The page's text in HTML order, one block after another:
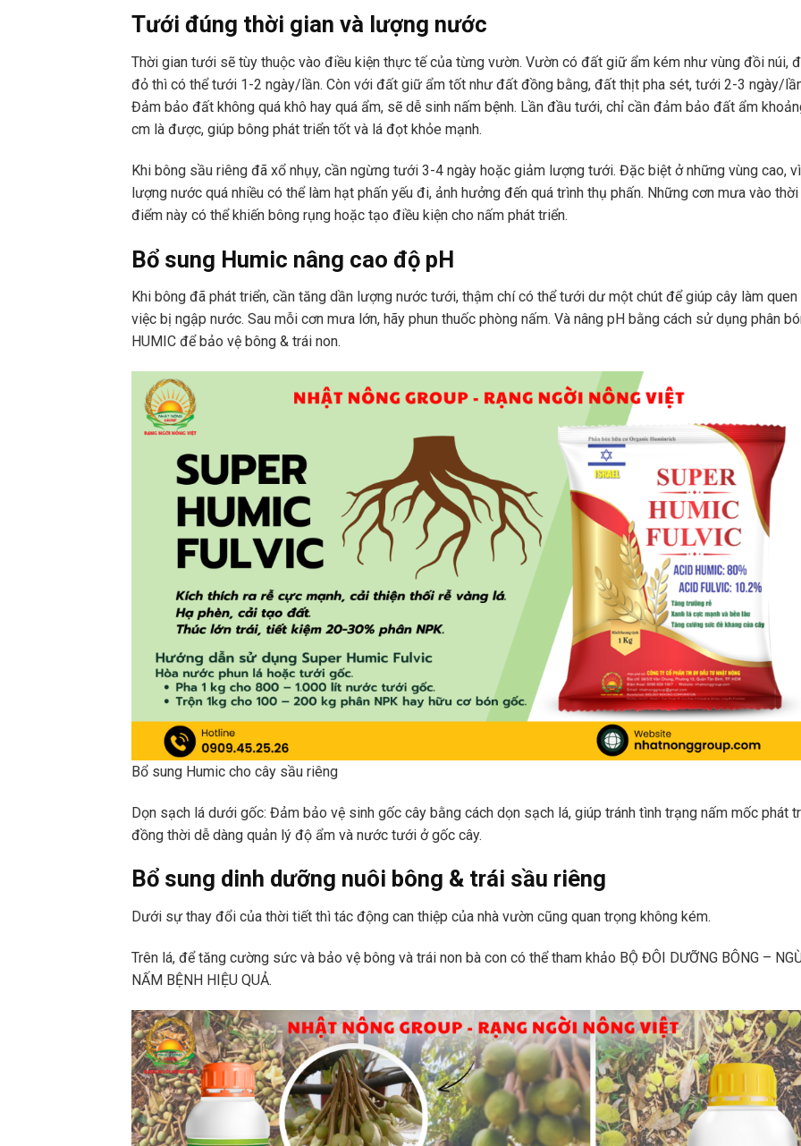
Tưới đúng thời gian và lượng nước
Thời gian tưới sẽ tùy thuộc vào điều kiện thực tế của từng vườn. Vườn có đất giữ ẩm kém như vùng đồi núi,
đỏ thì có thể tưới 1-2 ngày/lần. Còn với đất giữ ẩm tốt như đất đồng bằng, đất thịt pha sét, tưới 2-3 ngày/
Đảm bảo đất không quá khô hay quá ẩm, sẽ dễ sinh nấm bệnh. Lần đầu tưới, chỉ cần đảm bảo đất ẩm
cm là được, giúp bông phát triển tốt và lá đọt khỏe mạnh.
Khi bông sầu riêng đã xổ nhụy, cần ngừng tưới 3-4 ngày hoặc giảm lượng tưới. Đặc biệt ở những vùng cao, vì
lượng nước quá nhiều có thể làm hạt phấn yếu đi, ảnh hưởng đến quá trình thụ phấn. Những cơn mưa vào thời
điểm này có thể khiến bông rụng hoặc tạo điều kiện cho nấm phát triển.
Bổ sung Humic nâng cao độ pH
Khi bông đã phát triển, cần tăng dần lượng nước tưới, thậm chí có thể tưới dư một chút để giúp cây làm
việc bị ngập nước. Sau mỗi cơn mưa lớn, hãy phun thuốc phòng nấm. Và nâng pH bằng cách sử dụng phân
HUMIC để bảo vệ bông & trái non.
Bổ sung Humic cho cây sầu riêng
Dọn sạch lá dưới gốc: Đảm bảo vệ sinh gốc cây bằng cách dọn sạch lá, giúp tránh tình trạng nấm mốc phát
đồng thời dễ dàng quản lý độ ẩm và nước tưới ở gốc cây.
Bổ sung dinh dưỡng nuôi bông & trái sầu riêng
Dưới sự thay đổi của thời tiết thì tác động can thiệp của nhà vườn cũng quan trọng không kém.
Trên lá, để tăng cường sức và bảo vệ bông và trái non bà con có thể tham khảo BỘ ĐÔI DƯỠNG BÔNG –
NẤM BỆNH HIỆU QUẢ.